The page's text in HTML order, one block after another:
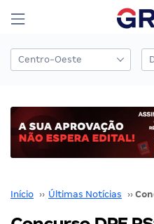
Início ›› Últimas Notícias ››